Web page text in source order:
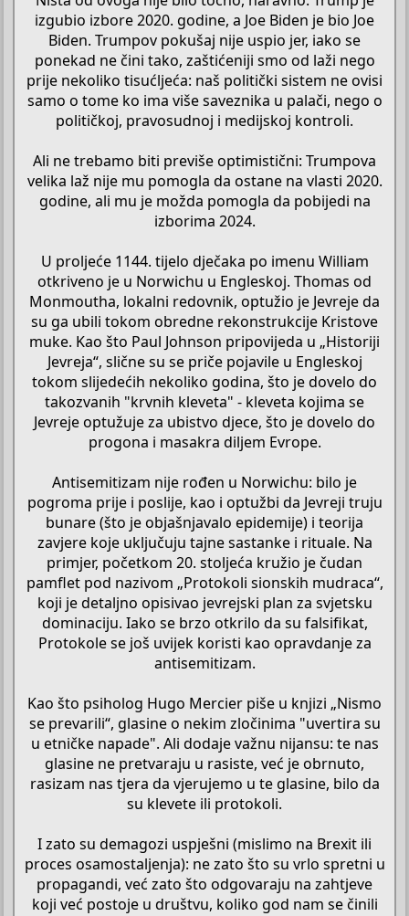
izgubio izbore 2020. godine, a Joe Biden je bio Joe
Biden. Trumpov pokušaj nije uspio jer, iako se
ponekad ne čini tako, zaštićeniji smo od laži nego
prije nekoliko tisućljeća: naš politički sistem ne ovisi
samo o tome ko ima više saveznika u palači, nego o
političkoj, pravosudnoj i medijskoj kontroli.
Ali ne trebamo biti previše optimistični: Trumpova
velika laž nije mu pomogla da ostane na vlasti 2020.
godine, ali mu je možda pomogla da pobijedi na
izborima 2024.
U proljeće 1144. tijelo dječaka po imenu William
otkriveno je u Norwichu u Engleskoj. Thomas od
Monmoutha, lokalni redovnik, optužio je Jevreje da
su ga ubili tokom obredne rekonstrukcije Kristove
muke. Kao što Paul Johnson pripovijeda u „Historiji
Jevreja“, slične su se priče pojavile u Engleskoj
tokom slijedećih nekoliko godina, što je dovelo do
takozvanih "krvnih kleveta" - kleveta kojima se
Jevreje optužuje za ubistvo djece, što je dovelo do
progona i masakra diljem Evrope.
Antisemitizam nije rođen u Norwichu: bilo je
pogroma prije i poslije, kao i optužbi da Jevreji truju
bunare (što je objašnjavalo epidemije) i teorija
zavjere koje uključuju tajne sastanke i rituale. Na
primjer, početkom 20. stoljeća kružio je čudan
pamflet pod nazivom „Protokoli sionskih mudraca“,
koji je detaljno opisivao jevrejski plan za svjetsku
dominaciju. Iako se brzo otkrilo da su falsifikat,
Protokole se još uvijek koristi kao opravdanje za
antisemitizam.
Kao što psiholog Hugo Mercier piše u knjizi „Nismo
se prevarili“, glasine o nekim zločinima "uvertira su
u etničke napade". Ali dodaje važnu nijansu: te nas
glasine ne pretvaraju u rasiste, već je obrnuto,
rasizam nas tjera da vjerujemo u te glasine, bilo da
su klevete ili protokoli.
I zato su demagozi uspješni (mislimo na Brexit ili
proces osamostaljenja): ne zato što su vrlo spretni u
propagandi, već zato što odgovaraju na zahtjeve
koji već postoje u društvu, koliko god nam se činili